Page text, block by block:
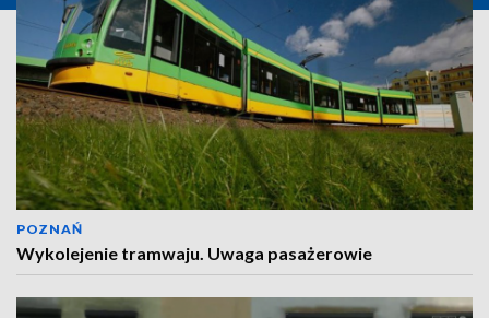
POZNAŃ
Wykolejenie tramwaju. Uwaga pasażerowie